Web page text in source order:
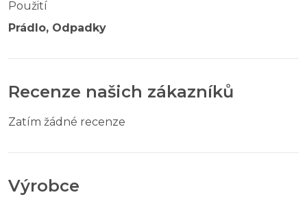
Použití
Prádlo, Odpadky
Recenze našich zákazníků
Zatím žádné recenze
Výrobce